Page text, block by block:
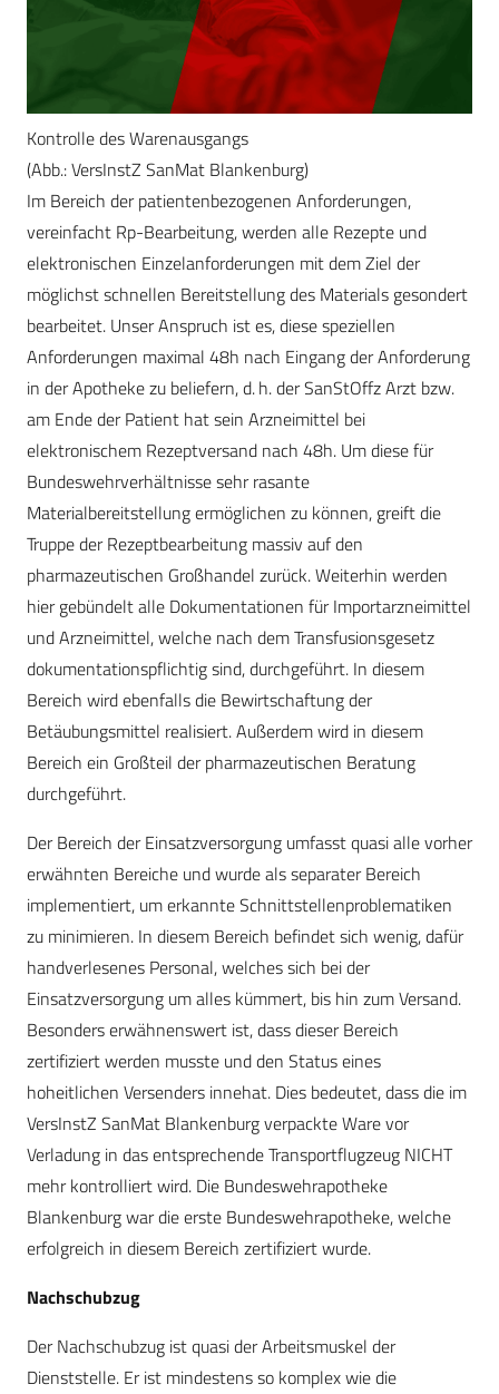
Kontrolle des Warenausgangs
(Abb.: VersInstZ SanMat Blankenburg)
Im Bereich der patientenbezogenen Anforderungen,
vereinfacht Rp-Bearbeitung, werden alle Rezepte und
elektronischen Einzelanforderungen mit dem Ziel der
möglichst schnellen Bereitstellung des Materials gesondert
bearbeitet. Unser Anspruch ist es, diese speziellen
Anforderungen maximal 48h nach Eingang der Anforderung
in der Apotheke zu beliefern, d. h. der SanStOffz Arzt bzw.
am Ende der Patient hat sein Arzneimittel bei
elektronischem Rezeptversand nach 48h. Um diese für
Bundeswehrverhältnisse sehr rasante
Materialbereitstellung ermöglichen zu können, greift die
Truppe der Rezeptbearbeitung massiv auf den
pharmazeutischen Großhandel zurück. Weiterhin werden
hier gebündelt alle Dokumentationen für Importarzneimittel
und Arzneimittel, welche nach dem Transfusionsgesetz
dokumentationspflichtig sind, durchgeführt. In diesem
Bereich wird ebenfalls die Bewirtschaftung der
Betäubungsmittel realisiert. Außerdem wird in diesem
Bereich ein Großteil der pharmazeutischen Beratung
durchgeführt.
Der Bereich der Einsatzversorgung umfasst quasi alle vorher
erwähnten Bereiche und wurde als separater Bereich
implementiert, um erkannte Schnittstellenproblematiken
zu minimieren. In diesem Bereich befindet sich wenig, dafür
handverlesenes Personal, welches sich bei der
Einsatzversorgung um alles kümmert, bis hin zum Versand.
Besonders erwähnenswert ist, dass dieser Bereich
zertifiziert werden musste und den Status eines
hoheitlichen Versenders innehat. Dies bedeutet, dass die im
VersInstZ SanMat Blankenburg verpackte Ware vor
Verladung in das entsprechende Transportflugzeug NICHT
mehr kontrolliert wird. Die Bundeswehrapotheke
Blankenburg war die erste Bundeswehrapotheke, welche
erfolgreich in diesem Bereich zertifiziert wurde.
Nachschubzug
Der Nachschubzug ist quasi der Arbeitsmuskel der
Dienststelle. Er ist mindestens so komplex wie die